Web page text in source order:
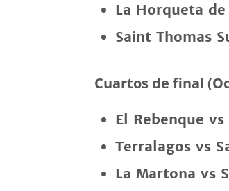
La Horqueta de
Saint Thomas
Cuartos de final
El Rebenque
Terralagos vs
La Martona vs